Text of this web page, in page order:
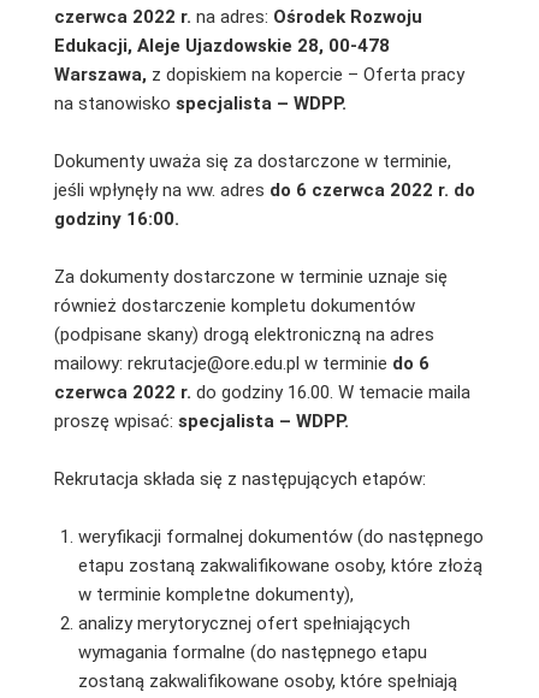
czerwca 2022 r. na adres: Ośrodek Rozwoju
Edukacji, Aleje Ujazdowskie 28, 00-478
Warszawa, z dopiskiem na kopercie – Oferta pracy
na stanowisko specjalista – WDPP.
Dokumenty uważa się za dostarczone w terminie,
jeśli wpłynęły na ww. adres do 6 czerwca 2022 r. do
godziny 16:00.
Za dokumenty dostarczone w terminie uznaje się
również dostarczenie kompletu dokumentów
(podpisane skany) drogą elektroniczną na adres
mailowy: rekrutacje@ore.edu.pl w terminie do 6
czerwca 2022 r. do godziny 16.00. W temacie maila
proszę wpisać: specjalista – WDPP.
Rekrutacja składa się z następujących etapów:
weryfikacji formalnej dokumentów (do następnego
etapu zostaną zakwalifikowane osoby, które złożą
w terminie kompletne dokumenty),
analizy merytorycznej ofert spełniających
wymagania formalne (do następnego etapu
zostaną zakwalifikowane osoby, które spełniają